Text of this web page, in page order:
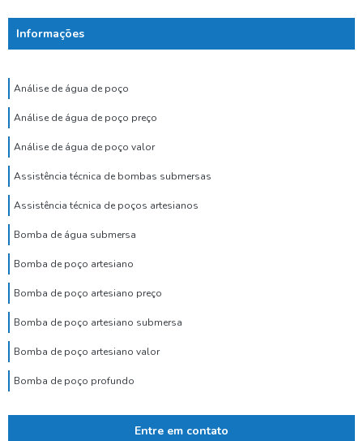
Informações
Análise de água de poço
Análise de água de poço preço
Análise de água de poço valor
Assistência técnica de bombas submersas
Assistência técnica de poços artesianos
Bomba de água submersa
Bomba de poço artesiano
Bomba de poço artesiano preço
Bomba de poço artesiano submersa
Bomba de poço artesiano valor
Bomba de poço profundo
Entre em contato